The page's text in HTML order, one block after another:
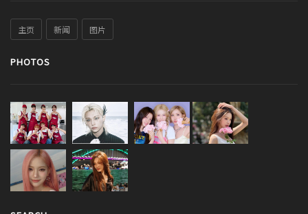
主页 新闻 图片
PHOTOS